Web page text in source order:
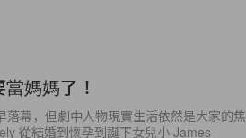
媽媽了！
落幕，但劇中人物現實生活依然是大家的焦
從結婚到懷孕到誕下女兒小 James